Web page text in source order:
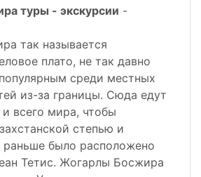
туры - экскурсии -
так называется
плато, не так давно
среди местных
из-за границы. Сюда едут
всего мира, чтобы
степью и
раньше было расположено
Тетис. Жогарлы Босжира